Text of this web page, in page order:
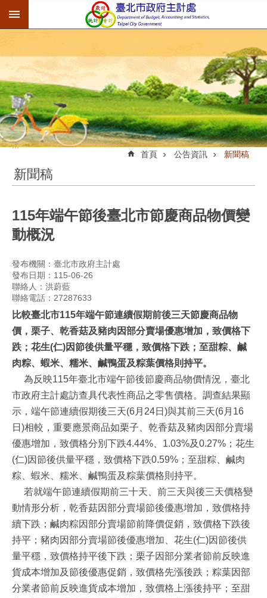
跳到主要內容區塊
:::
首頁 公告資訊 新聞稿
新聞稿
115年端午節後臺北市節慶商品物價變
動概況
發布機關：臺北市政府主計處
發布日期：115-06-26
聯絡人：洪蔚藍
聯絡電話：27287633
比較臺北市115年端午節連續假期前後三天節慶商品物
價，栗子、乾香菇及豬肉因部分賣場優惠增加，致價格下
跌；花生(仁)因節後供量平穩，致價格下跌；至甜粽、鹹
肉粽、蝦米、糯米、鹹鴨蛋及粽葉價格則持平。
為反映115年臺北市端午節後節慶商品物價情況，臺北
市政府主計處訪查具代表性商品之零售價格。調查結果顯
示，端午節連續假期後三天(6月24日)與其前三天(6月16
日)相較，重要應景商品如栗子、乾香菇及豬肉因部分賣場
優惠增加，致價格分別下跌4.44%、1.03%及0.27%；花生
(仁)因節後供量平穩，致價格下跌0.59%；至甜粽、鹹肉
粽、蝦米、糯米、鹹鴨蛋及粽葉價格則持平。
若就端午節連續假期前三十天、前三天與後三天價格變
動情形分析，乾香菇因部分賣場節後優惠增加，致價格持
續下跌；鹹肉粽因部分賣場節前降價促銷，致價格下跌後
持平；豬肉因部分賣場節後優惠增加、花生(仁)因節後供
量平穩，致價格持平後下跌；栗子因部分業者節前反映進
貨成本增加及節後優惠促銷，致價格先漲後跌；粽葉因部
分業者節前反映進貨成本增加，致價格上漲後持平；至甜